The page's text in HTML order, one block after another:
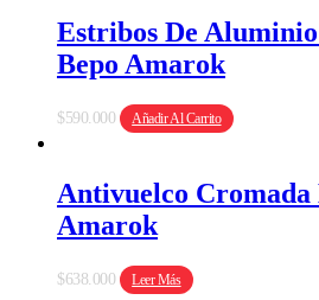
Estribos De
Bepo Amarok
$590.000 Añadir Al Carrito
Antivuelco Cromada
Amarok
$638.000 Leer Más